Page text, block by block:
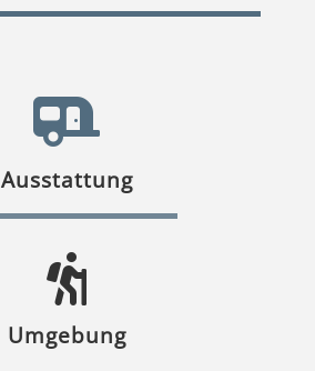
Ausstattung
Umgebung